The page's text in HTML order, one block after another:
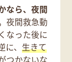
なら、夜間
夜間救急動
なった後に
、 生きて